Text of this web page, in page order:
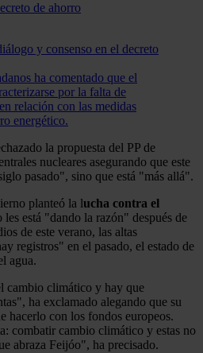
y consenso en el decreto
ha comentado que el
por la falta de
relación con las medidas
energético.
la propuesta del PP de
nucleares asegurando que este
pasado", sino que está "más allá".
planteó la lucha contra el
les está "dando la razón" después de
de este verano, las altas
registros" en el pasado, el estado de
agua.
cambio climático y hay que
ha exclamado alegando que su
hacerlo con los fondos europeos.
combatir cambio climático y estas no
abraza Feijóo", ha precisado.